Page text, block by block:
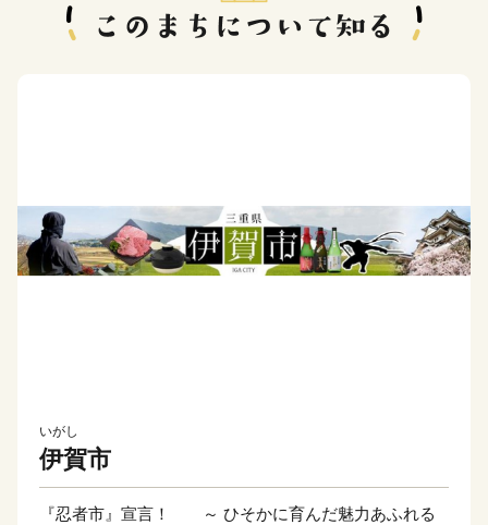
いがし
伊賀市
『忍者市』宣言！ ～ ひそかに育んだ魅力あふれる